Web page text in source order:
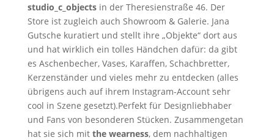
studio_c_objects in der Theresienstraße 46. Der
Store ist zugleich auch Showroom & Galerie. Jana
Gutsche kuratiert und stellt ihre „Objekte“ dort aus
und hat wirklich ein tolles Händchen dafür: da gibt
es Aschenbecher, Vases, Karaffen, Schachbretter,
Kerzenständer und vieles mehr zu entdecken (alles
übrigens auch auf ihrem Instagram-Account sehr
cool in Szene gesetzt).Perfekt für Designliebhaber
und Fans von besonderen Stücken. Zusammengetan
hat sie sich mit the wearness, dem nachhaltigen